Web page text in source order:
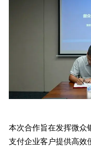
本次合作旨在发挥微众
支付企业客户提供高效